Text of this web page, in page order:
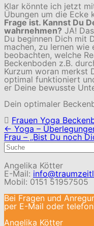
Klar könnte ich jetzt
Übungen um die Ecke
Frage ist. Kannst Du
wahrnehmen? JA!
Du beginnen Dich mit
machen, zu lernen
beobachten, welche
Beckenboden z.B.
Kurzum woran merkst
optimal funktioniert
er Deine bewusste
Dein optimaler
Frauen Yoga
Navigation
(Beiträge)
← Yoga –
Frau – „Bist Du noch
Suchergebnis
für:
Angelika Kötter
E-Mail:
Mobil: 0151 51957505
Bei Fragen und
per E-Mail oder
Angelika Kötter